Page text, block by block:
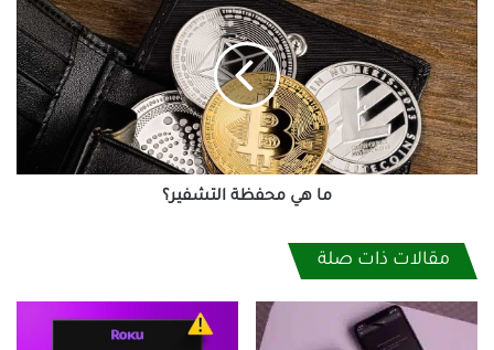
هي
محفظة
التشفير؟
ما هي محفظة التشفير؟
مقالات ذات صلة